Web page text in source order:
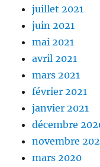
juillet 2021
juin 2021
mai 2021
avril 2021
mars 2021
février 2021
janvier 2021
décembre
novembre
mars 2020